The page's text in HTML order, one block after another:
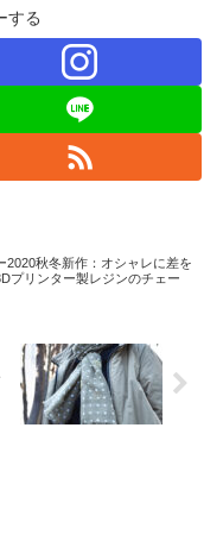
する
2020秋冬新作：オシャレに差を
プリンター製レジンのチェー